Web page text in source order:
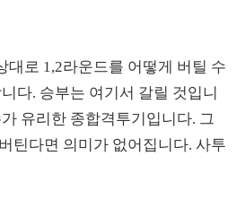
대로 1,2라운드를 어떻게 버틸 수
다. 승부는 여기서 갈릴 것입니
유리한 종합격투기입니다. 그
틴다면 의미가 없어집니다. 사투